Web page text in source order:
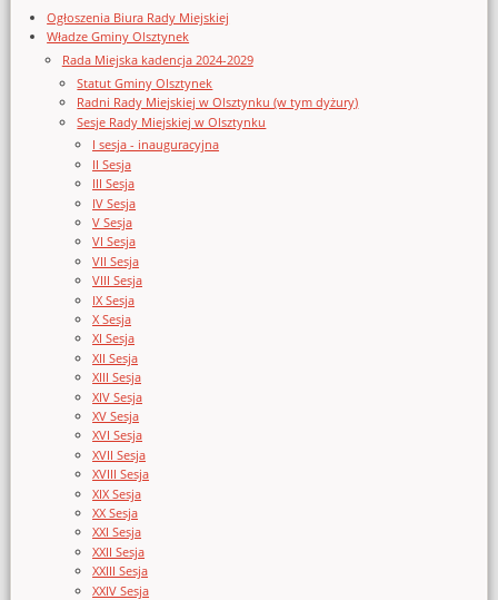
Ogłoszenia Biura Rady Miejskiej
Władze Gminy Olsztynek
Rada Miejska kadencja 2024-2029
Statut Gminy Olsztynek
Radni Rady Miejskiej w Olsztynku (w tym dyżury)
Sesje Rady Miejskiej w Olsztynku
I sesja - inauguracyjna
II Sesja
III Sesja
IV Sesja
V Sesja
VI Sesja
VII Sesja
VIII Sesja
IX Sesja
X Sesja
XI Sesja
XII Sesja
XIII Sesja
XIV Sesja
XV Sesja
XVI Sesja
XVII Sesja
XVIII Sesja
XIX Sesja
XX Sesja
XXI Sesja
XXII Sesja
XXIII Sesja
XXIV Sesja